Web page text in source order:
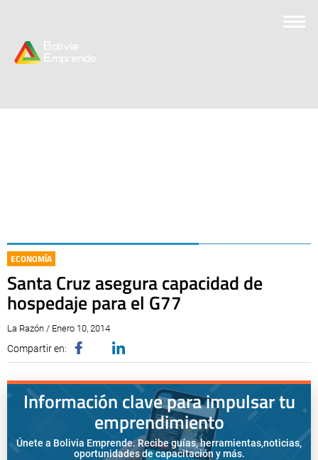
ECONOMÍA
Santa Cruz asegura capacidad de
hospedaje para el G77
La Razón / Enero 10, 2014
Compartir en:
Información clave para impulsar tu
emprendimiento
Únete a Bolivia Emprende. Recibe guías, herramientas,noticias,
oportunidades de capacitación y más.